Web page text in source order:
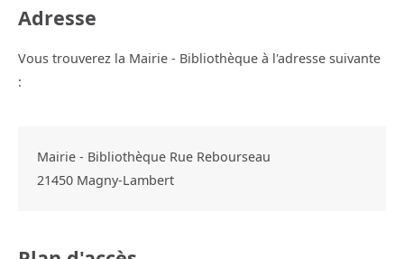
Adresse
Vous trouverez la Mairie - Bibliothèque à l'adresse suivante
:
Mairie - Bibliothèque Rue Rebourseau
21450 Magny-Lambert